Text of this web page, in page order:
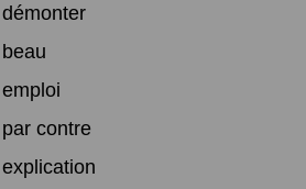
démonter
beau
emploi
par contre
explication